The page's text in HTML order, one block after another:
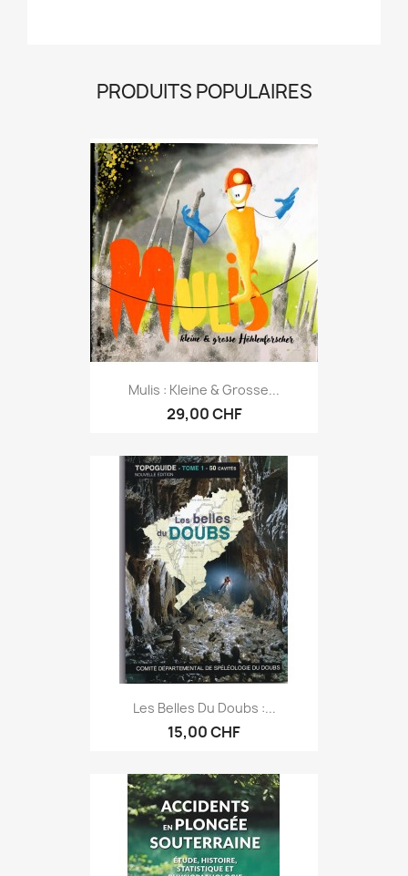
PRODUITS POPULAIRES
Mulis : Kleine & Grosse...
29,00 CHF
Les Belles Du Doubs :...
15,00 CHF